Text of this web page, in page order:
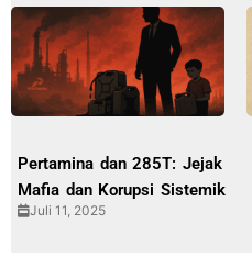
Pertamina dan 285T: Jejak
Mafia dan Korupsi Sistemik
Juli 11, 2025